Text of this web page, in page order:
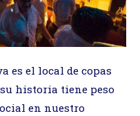
es el local de copas
historia tiene peso
en nuestro